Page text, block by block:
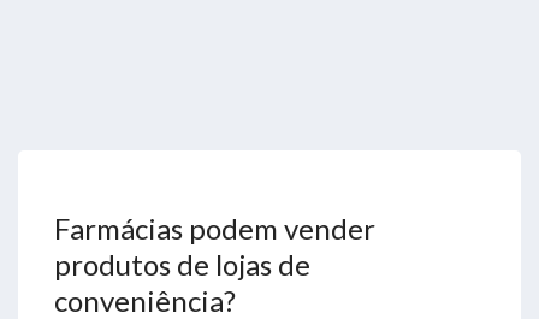
Farmácias podem vender
produtos de lojas de
conveniência?